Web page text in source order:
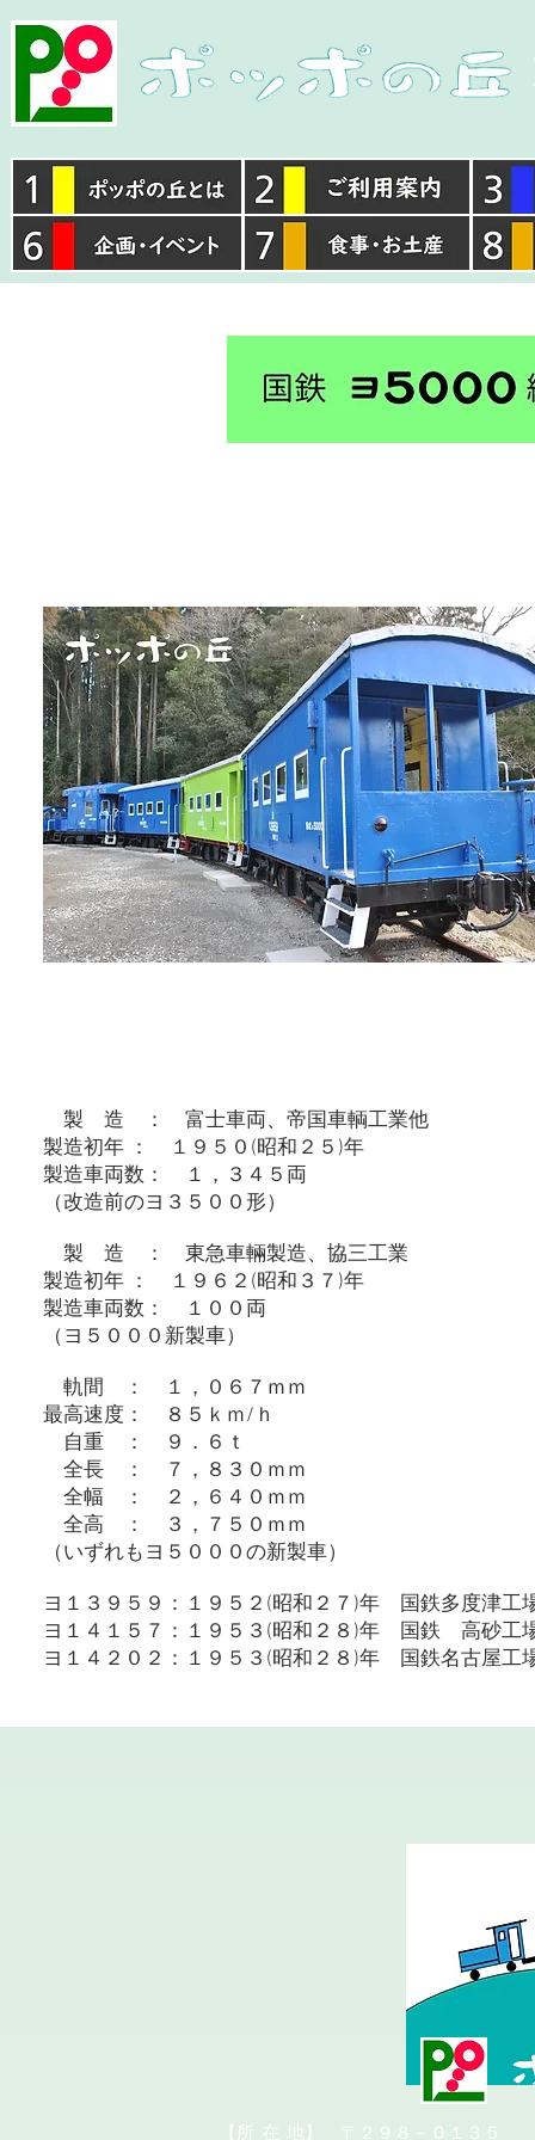
製 造 ： 富士車両、帝国車輌工業他
製造初年 ： １９５０(昭和２５)年
製造車両数： １，３４５両
（改造前のヨ３５００形）
製 造 ： 東急車輛製造、協三工業
製造初年 ： １９６２(昭和３７)年
製造車両数： １００両
（ヨ５０００新製車）​
軌間 ： １，０６７ｍｍ
最高速度： ８５ｋｍ/ｈ
自重 ： ９．６ｔ
全長 ： ７，８３０ｍｍ
全幅 ： ２，６４０ｍｍ
全高 ： ３，７５０ｍｍ
（いずれもヨ５０００の新製車）
ヨ１３９５９：１９５２(昭和２７)年 国鉄多度津工
ヨ１４１５７：１９５３(昭和２８)年 国鉄 高砂工
ヨ１４２０２：１９５３(昭和２８)年 国鉄名古屋工
​【所 在 地】 〒２９８－０１３５